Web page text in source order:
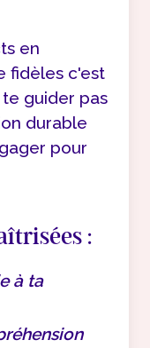
en
fidèles c'est
guider pas
durable
pour
:
à ta